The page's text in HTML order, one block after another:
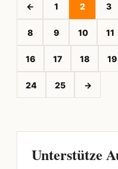
← 1 2 3
8 9 10 11
16 17 18 19
24 25 →
Unterstütze